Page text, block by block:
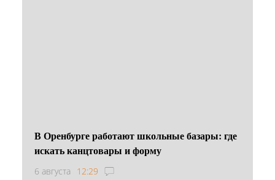
В Оренбурге работают школьные базары: где
искать канцтовары и форму
6 августа 12:29